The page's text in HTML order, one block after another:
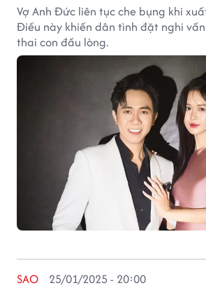
Vợ Anh Đức liên tục che bụng khi
Điều này khiến dân tình đặt nghi
thai con đầu lòng.
SAO 25/01/2025 - 20:00